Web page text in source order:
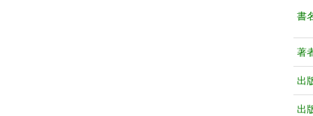
書
著
出
出